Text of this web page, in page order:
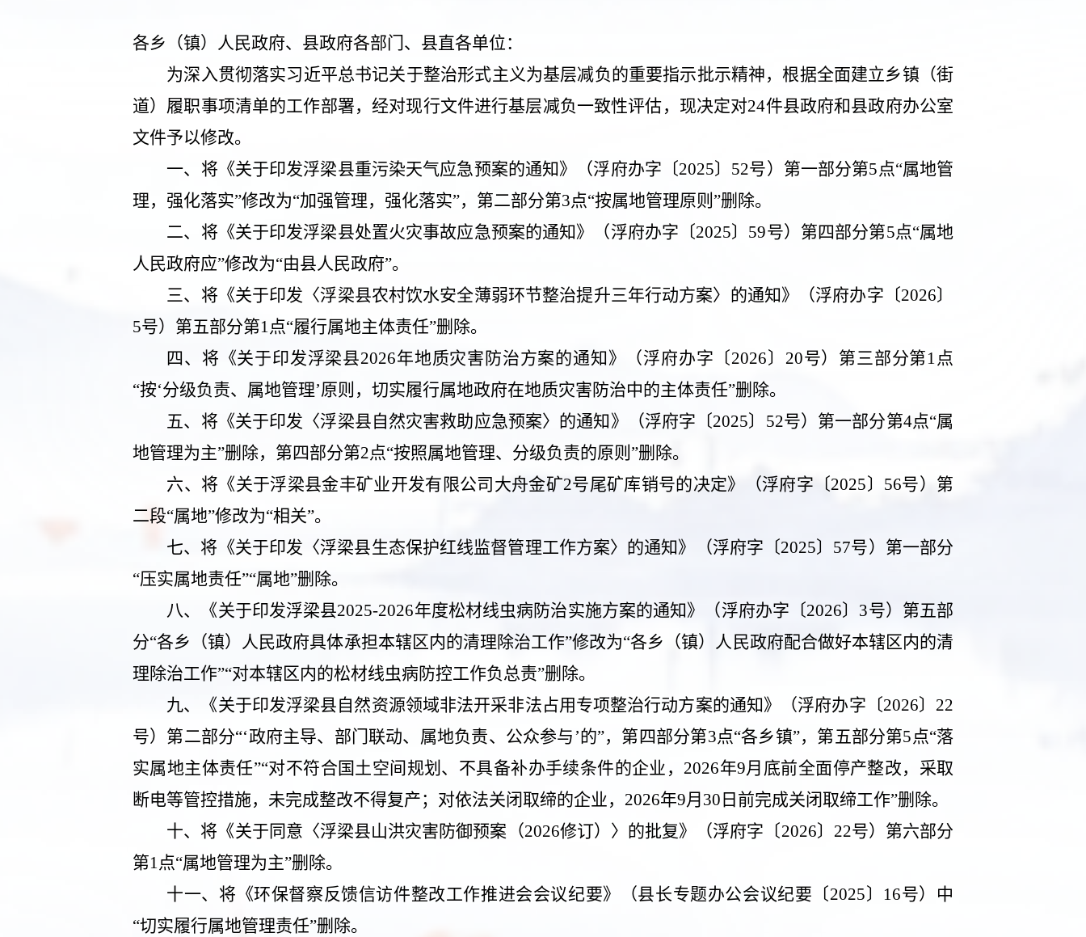
各乡（镇）人民政府、县政府各部门、县直各单位：
为深入贯彻落实习近平总书记关于整治形式主义为基层减负的重要指示批示精神，根据全面建立乡镇（街
道）履职事项清单的工作部署，经对现行文件进行基层减负一致性评估，现决定对24件县政府和县政府办公室
文件予以修改。
一、 将《关于印发浮梁县重污染天气应急预案的通知》（浮府办字〔2025〕 52号）第一部分第5点“属地管
理，强化落实”修改为“加强管理，强化落实”，第二部分第3点“按属地管理原则”删除。
二、 将《关于印发浮梁县处置火灾事故应急预案的通知》（浮府办字〔2025〕 59号）第四部分第5点“属地
人民政府应”修改为“由县人民政府”。
三、 将《关于印发〈浮梁县农村饮水安全薄弱环节整治提升三年行动方案〉的通知》（浮府办字〔2026〕
5号）第五部分第1点“履行属地主体责任”删除。
四、 将《关于印发浮梁县2026年地质灾害防治方案的通知》（浮府办字〔2026〕 20号）第三部分第1点
“按‘分级负责、属地管理’原则，切实履行属地政府在地质灾害防治中的主体责任”删除。
五、 将《关于印发〈浮梁县自然灾害救助应急预案〉的通知》（浮府字〔2025〕 52号）第一部分第4点“属
地管理为主”删除，第四部分第2点“按照属地管理、分级负责的原则”删除。
六、 将《关于浮梁县金丰矿业开发有限公司大舟金矿2号尾矿库销号的决定》（浮府字〔2025〕 56号）第
二段“属地”修改为“相关”。
七、 将《关于印发〈浮梁县生态保护红线监督管理工作方案〉的通知》（浮府字〔2025〕 57号）第一部分
“压实属地责任”“属地”删除。
八、
《关于印发浮梁县2025-2026年度松材线虫病防治实施方案的通知》（浮府办字〔2026〕 3号）第五部
分“各乡（镇）人民政府具体承担本辖区内的清理除治工作”修改为“各乡（镇）人民政府配合做好本辖区内的清
理除治工作”“对本辖区内的松材线虫病防控工作负总责”删除。
九、
《关于印发浮梁县自然资源领域非法开采非法占用专项整治行动方案的通知》（浮府办字〔2026〕 22
号）第二部分“‘政府主导、部门联动、属地负责、公众参与’的”，第四部分第3点“各乡镇”，第五部分第5点“落
实属地主体责任”“对不符合国土空间规划、不具备补办手续条件的企业， 2026年9月底前全面停产整改，采取
断电等管控措施，未完成整改不得复产；对依法关闭取缔的企业， 2026年9月 30 日前完成关闭取缔工作”删除。
十、 将《关于同意〈浮梁县山洪灾害防御预案（2026修订）〉的批复》（浮府字〔2026〕 22号）第六部分
第1点“属地管理为主”删除。
十一、 将《环保督察反馈信访件整改工作推进会会议纪要》（县长专题办公会议纪要〔2025〕 16号）中
“切实履行属地管理责任”删除。